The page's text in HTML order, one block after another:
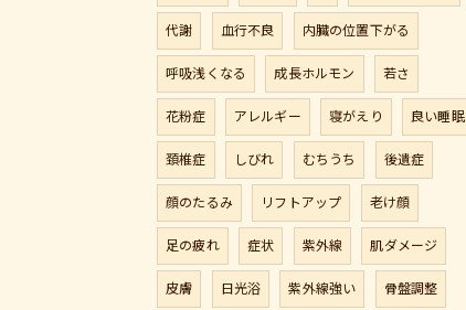
代謝 血行不良 内臓の位置下がる
呼吸浅くなる 成長ホルモン 若さ
花粉症 アレルギー 寝がえり 良い睡眠
頚椎症 しびれ むちうち 後遺症
顔のたるみ リフトアップ 老け顔
足の疲れ 症状 紫外線 肌ダメージ
皮膚 日光浴 紫外線強い 骨盤調整